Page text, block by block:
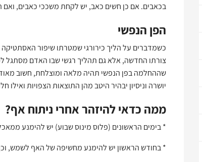
בכאבים. אם כן חשים כאב, יש לקחת משככי כאבים, ואם
הפן הנפשי
כשמדברים על הליך כירורגי שמטרתו שיפור
צורתו החדשה, אלא גם תהליך רגשי שבו האדם מסתגל
שההחלמה בפן הנפשי תהיה מלאה ומוצלחת, חשוב
יושרה וניסיון יבהיר היטב מהן התוצאות הצפויות ואילו
ממה כדאי להיזהר אחרי ניתוח אף?
* בימים הראשונים (פלוס מינוס שבוע) יש להימנע
* בחודש הראשון יש להימנע מחשיפה של האף לשמש,